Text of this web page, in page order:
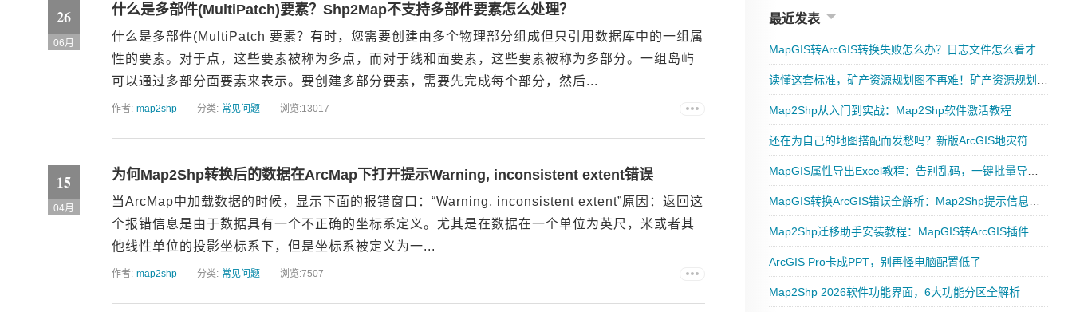
26
06月
什么是多部件(MultiPatch)要素？Shp2Map不支持多部件要素怎么处理？
什么是多部件(MultiPatch 要素？有时，您需要创建由多个物理部分组成但只引用数据库中的一组属
性的要素。对于点，这些要素被称为多点，而对于线和面要素，这些要素被称为多部分。一组岛屿
可以通过多部分面要素来表示。要创建多部分要素，需要先完成每个部分，然后...
作者: map2shp 分类: 常见问题 浏览:13017
15
04月
为何Map2Shp转换后的数据在ArcMap下打开提示Warning, inconsistent extent错误
当ArcMap中加载数据的时候，显示下面的报错窗口：“Warning, inconsistent extent”原因：返回这
个报错信息是由于数据具有一个不正确的坐标系定义。尤其是在数据在一个单位为英尺，米或者其
他线性单位的投影坐标系下，但是坐标系被定义为一...
作者: map2shp 分类: 常见问题 浏览:7507
最近发表
Map2Shp从入门到实战：Map2Shp软件激活教程
ArcGIS Pro卡成PPT，别再怪电脑配置低了
Map2Shp 2026软件功能界面，6大功能分区全解析